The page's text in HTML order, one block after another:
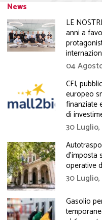
News
LE
anni a
04
CFI,
europeo
finanziate
di
30
d’imposta
operative
30
Gasolio